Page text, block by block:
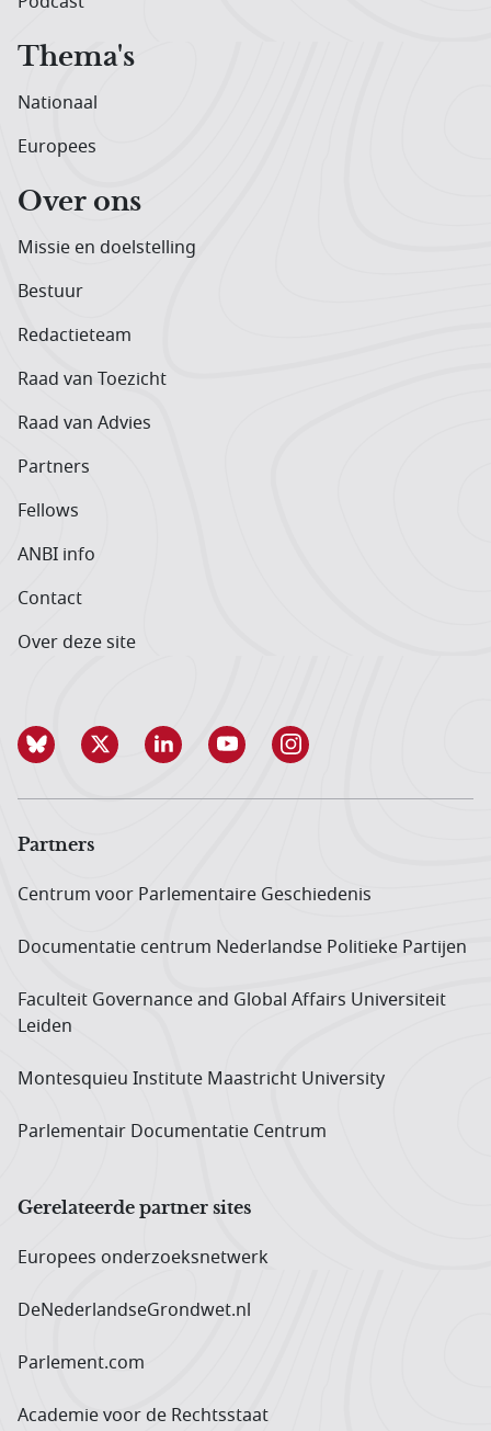
Thema's
Nationaal
Europees
Over ons
Missie en doelstelling
Bestuur
Redactieteam
Raad van Toezicht
Raad van Advies
Partners
Fellows
ANBI info
Contact
Over deze site
Partners
Centrum voor Parlementaire Geschiedenis
Documentatie centrum Neder­landse Politieke Partijen
Faculteit Governance and Global Affairs Universiteit
Leiden
Montesquieu Institute Maastricht University
Parlementair Documentatie Centrum
Gerelateerde partner sites
Europees onderzoeks­netwerk
DeNederlandseGrondwet.nl
Parlement.com
Academie voor de Rechtsstaat